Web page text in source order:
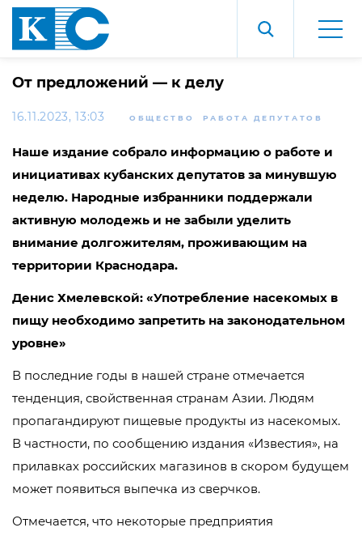
От предложений — к делу
16.11.2023, 13:03 ОБЩЕСТВО РАБОТА ДЕПУТАТОВ
Наше издание собрало информацию о работе и
инициативах кубанских депутатов за минувшую
неделю. Народные избранники поддержали
активную молодежь и не забыли уделить
внимание долгожителям, проживающим на
территории Краснодара.
Денис Хмелевской: «Употребление насекомых в
пищу необходимо запретить на законодательном
уровне»
В последние годы в нашей стране отмечается
тенденция, свойственная странам Азии. Людям
пропагандируют пищевые продукты из насекомых.
В частности, по сообщению издания «Известия», на
прилавках российских магазинов в скором будущем
может появиться выпечка из сверчков.
Отмечается, что некоторые предприятия